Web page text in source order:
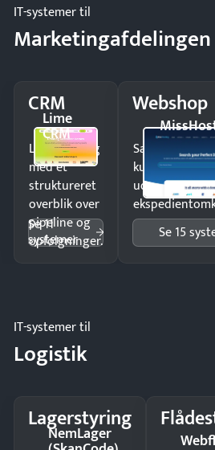
IT-systemer til
Marketingafdelingen
CRM
Lime
CRM
Luk flere salg
med et
struktureret
overblik over
pipeline og
opfølgninger.
Se 11
systemer
Webshop
Sælg
kunder i hele
uden
Se 15
IT-systemer til
Logistik
Lagerstyring
NemLager